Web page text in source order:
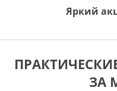
Яркий
ЗА